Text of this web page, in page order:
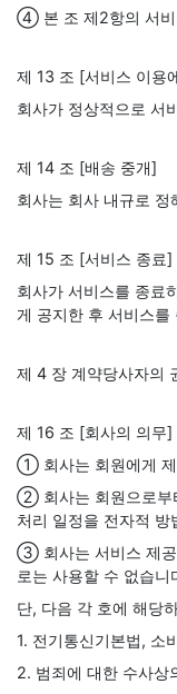
④ 본 조 제2항의 서비
제 13 조 [서비스 이용
회사가 정상적으로 서
제 14 조 [배송 중개]
회사는 회사 내규로
제 15 조 [서비스 종료]
회사가 서비스를 종료
게 공지한 후 서비스를
제 4 장 계약당사자의
제 16 조 [회사의 의무]
① 회사는 회원에게 제
② 회사는 회원으로부
처리 일정을 전자적 방
③ 회사는 서비스 제공
로는 사용할 수 없습니
단, 다음 각 호에 해당
1. 전기통신기본법, 소
2. 범죄에 대한 수사상